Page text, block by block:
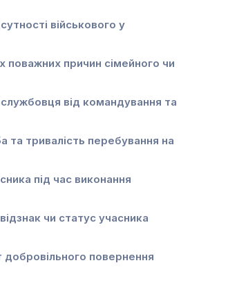
військового у
поважних причин сімейного чи
від командування та
тривалість перебування на
під час виконання
чи статус учасника
добровільного повернення